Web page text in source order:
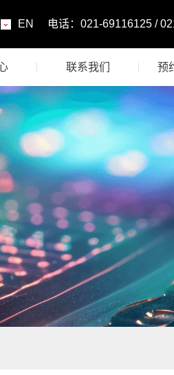
EN 电话：021-69116125 /
联系我们 预